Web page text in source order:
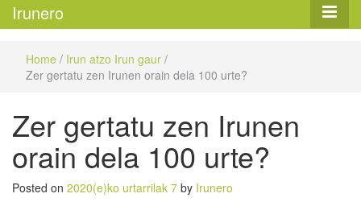
Irunero
Home / Irun atzo Irun gaur /
Zer gertatu zen Irunen orain dela 100 urte?
Zer gertatu zen Irunen
orain dela 100 urte?
Posted on 2020(e)ko urtarrilak 7 by Irunero